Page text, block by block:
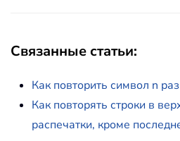
Связанные статьи:
Как повторить символ n
Как повторять строки в
распечатки, кроме